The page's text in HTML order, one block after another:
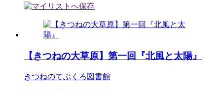
【きつねの大草原】第一回『北風と太陽』
きつねのてぶくろ図書館